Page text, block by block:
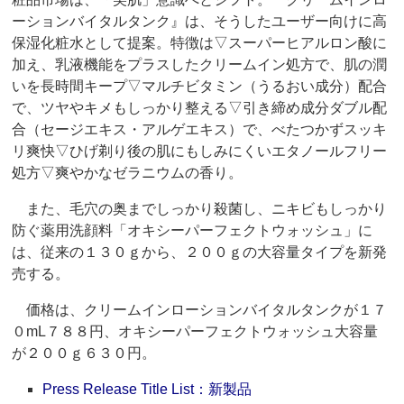
ーションバイタルタンク』は、そうしたユーザー向けに高
保湿化粧水として提案。特徴は▽スーパーヒアルロン酸に
加え、乳液機能をプラスしたクリームイン処方で、肌の潤
いを長時間キープ▽マルチビタミン（うるおい成分）配合
で、ツヤやキメもしっかり整える▽引き締め成分ダブル配
合（セージエキス・アルゲエキス）で、べたつかずスッキ
リ爽快▽ひげ剃り後の肌にもしみにくいエタノールフリー
処方▽爽やかなゼラニウムの香り。
また、毛穴の奥までしっかり殺菌し、ニキビもしっかり
防ぐ薬用洗顔料「オキシーパーフェクトウォッシュ」に
は、従来の１３０ｇから、２００ｇの大容量タイプを新発
売する。
価格は、クリームインローションバイタルタンクが１７
０mL７８８円、オキシーパーフェクトウォッシュ大容量
が２００ｇ６３０円。
Press Release Title List：新製品